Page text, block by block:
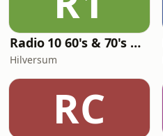
Radio 10 60's & 70's Hits
Hilversum
RC